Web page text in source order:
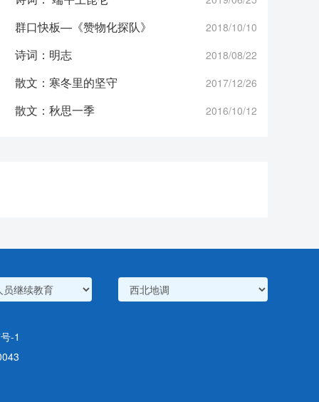
群口快板—《赞物化探队》 2018/10/10
诗词：明志 2018/08/22
散文：寒冬里的坚守 2017/12/26
散文：秋思一季 2016/10/12
-1